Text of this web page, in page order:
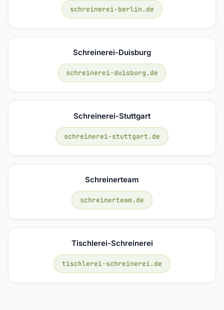
schreinerei-berlin.de
Schreinerei-Duisburg
schreinerei-duisburg.de
Schreinerei-Stuttgart
schreinerei-stuttgart.de
Schreinerteam
schreinerteam.de
Tischlerei-Schreinerei
tischlerei-schreinerei.de